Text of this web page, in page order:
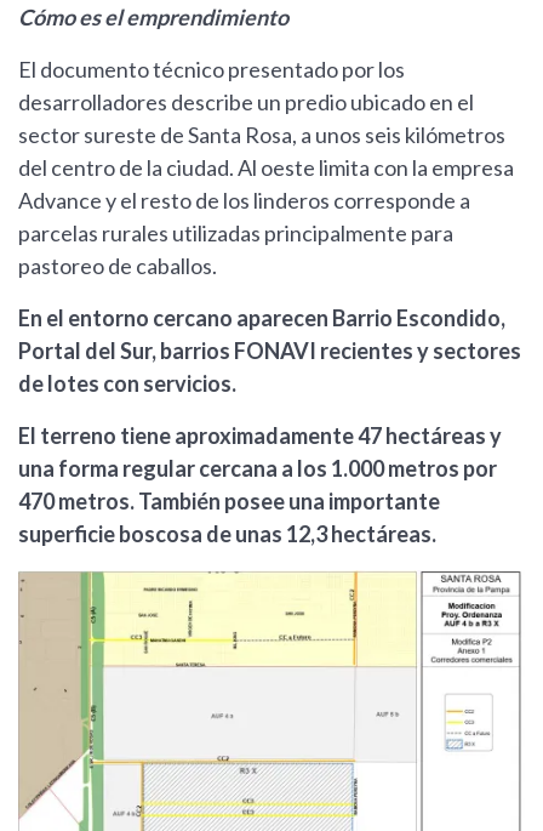
Cómo es el emprendimiento
El documento técnico presentado por los
desarrolladores describe un predio ubicado en el
sector sureste de Santa Rosa, a unos seis kilómetros
del centro de la ciudad. Al oeste limita con la empresa
Advance y el resto de los linderos corresponde a
parcelas rurales utilizadas principalmente para
pastoreo de caballos.
En el entorno cercano aparecen Barrio Escondido,
Portal del Sur, barrios FONAVI recientes y sectores
de lotes con servicios.
El terreno tiene aproximadamente 47 hectáreas y
una forma regular cercana a los 1.000 metros por
470 metros. También posee una importante
superficie boscosa de unas 12,3 hectáreas.